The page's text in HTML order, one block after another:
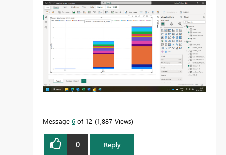
Message 6 of 12 1,887 Views
0 Reply